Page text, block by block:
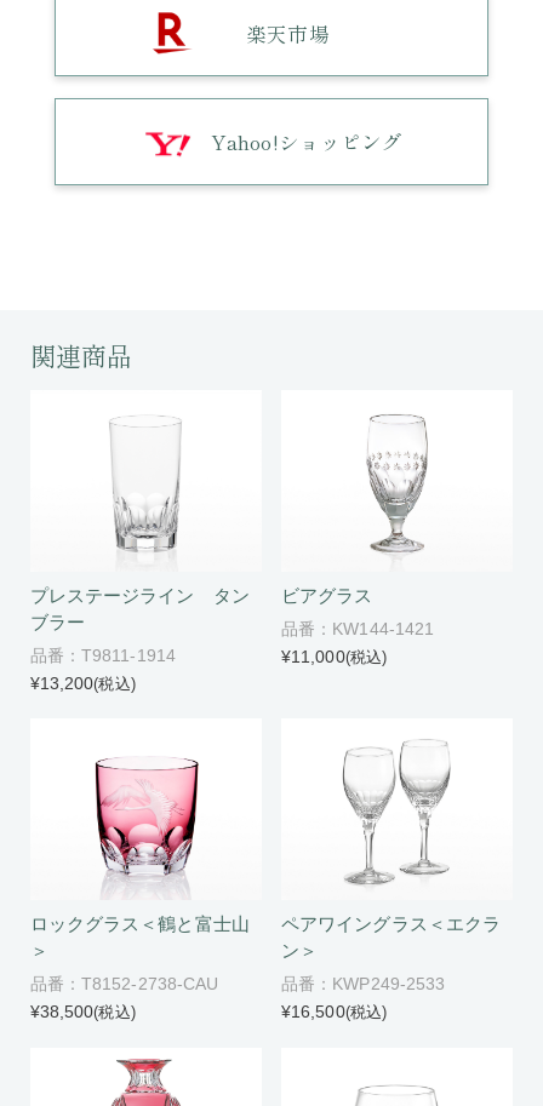
楽天市場
Yahoo!ショッピング
関連商品
プレステージライン タン
ブラー
品番：T9811-1914
¥13,200(税込)
ビアグラス
品番：KW144-1421
¥11,000(税込)
ロックグラス＜鶴と富士山
＞
品番：T8152-2738-CAU
¥38,500(税込)
ペアワイングラス＜エクラ
ン＞
品番：KWP249-2533
¥16,500(税込)